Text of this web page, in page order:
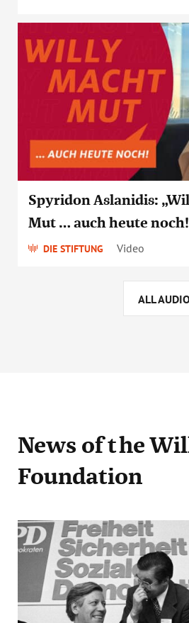
Spyridon Aslanidis:
Mut … auch heute
DIE STIFTUNG Video
ALL
News of the
Foundation